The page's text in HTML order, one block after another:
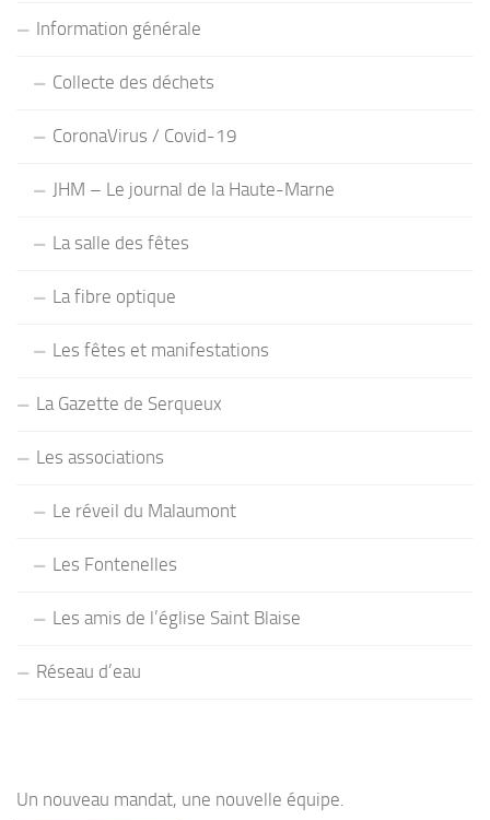
Information générale
Collecte des déchets
CoronaVirus / Covid-19
JHM – Le journal de la Haute-Marne
La salle des fêtes
La fibre optique
Les fêtes et manifestations
La Gazette de Serqueux
Les associations
Le réveil du Malaumont
Les Fontenelles
Les amis de l’église Saint Blaise
Réseau d’eau
Un nouveau mandat, une nouvelle équipe.